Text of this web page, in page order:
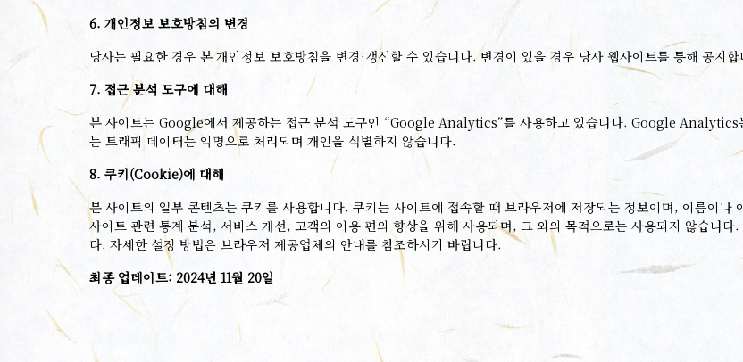
6. 개인정보 보호방침의 변경
당사는 필요한 경우 본 개인정보 보호방침을 변경·갱신할 수 있습니다. 변경이 있을 경우 당사 웹사이트를 통해 공지합
7. 접근 분석 도구에 대해
본 사이트는 Google에서 제공하는 접근 분석 도구인 “Google Analytics”를 사용하고 있습니다. Google Analytics
는 트래픽 데이터는 익명으로 처리되며 개인을 식별하지 않습니다.
8. 쿠키(Cookie)에 대해
본 사이트의 일부 콘텐츠는 쿠키를 사용합니다. 쿠키는 사이트에 접속할 때 브라우저에 저장되는 정보이며, 이름이
사이트 관련 통계 분석, 서비스 개선, 고객의 이용 편의 향상을 위해 사용되며, 그 외의 목적으로는 사용되지 않습니
다. 자세한 설정 방법은 브라우저 제공업체의 안내를 참조하시기 바랍니다.
최종 업데이트: 2024년 11월 20일